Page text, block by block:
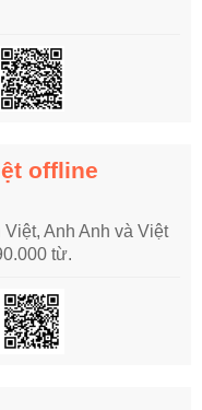
offline
Anh Anh và Việt
từ.